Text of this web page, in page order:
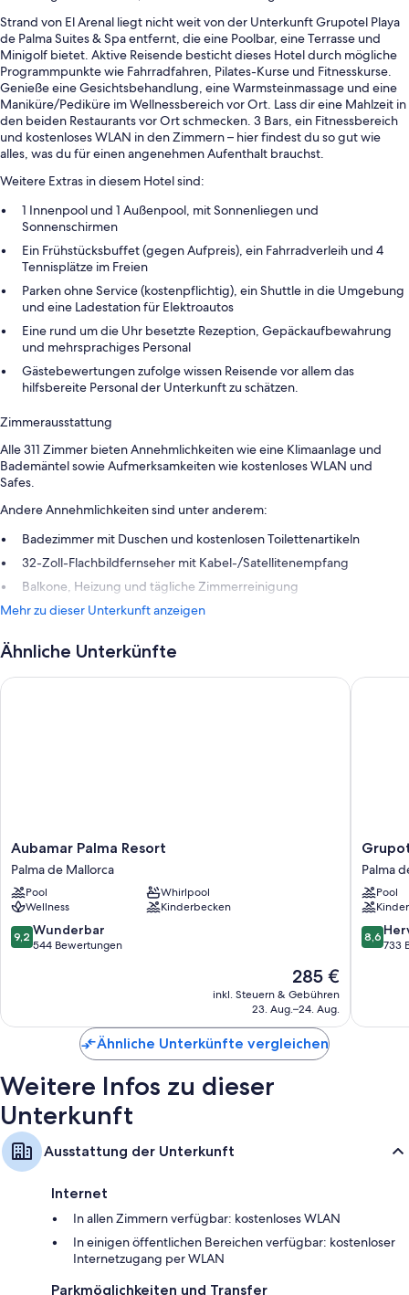
Strand von El Arenal liegt nicht weit von der Unterkunft Grupotel Playa
de Palma Suites & Spa entfernt, die eine Poolbar, eine Terrasse und
Minigolf bietet. Aktive Reisende besticht dieses Hotel durch mögliche
Programmpunkte wie Fahrradfahren, Pilates-Kurse und Fitnesskurse.
Genieße eine Gesichtsbehandlung, eine Warmsteinmassage und eine
Maniküre/Pediküre im Wellnessbereich vor Ort. Lass dir eine Mahlzeit in
den beiden Restaurants vor Ort schmecken. 3 Bars, ein Fitnessbereich
und kostenloses WLAN in den Zimmern – hier findest du so gut wie
alles, was du für einen angenehmen Aufenthalt brauchst.
Weitere Extras in diesem Hotel sind:
1 Innenpool und 1 Außenpool, mit Sonnenliegen und
Sonnenschirmen
Ein Frühstücksbuffet (gegen Aufpreis), ein Fahrradverleih und 4
Tennisplätze im Freien
Parken ohne Service (kostenpflichtig), ein Shuttle in die Umgebung
und eine Ladestation für Elektroautos
Eine rund um die Uhr besetzte Rezeption, Gepäckaufbewahrung
und mehrsprachiges Personal
Gästebewertungen zufolge wissen Reisende vor allem das
hilfsbereite Personal der Unterkunft zu schätzen.
Zimmerausstattung
Alle 311 Zimmer bieten Annehmlichkeiten wie eine Klimaanlage und
Bademäntel sowie Aufmerksamkeiten wie kostenloses WLAN und
Safes.
Andere Annehmlichkeiten sind unter anderem:
Badezimmer mit Duschen und kostenlosen Toilettenartikeln
32-Zoll-Flachbildfernseher mit Kabel-/Satellitenempfang
Balkone, Heizung und tägliche Zimmerreinigung
Mehr zu dieser Unterkunft anzeigen
Ähnliche Unterkünfte
Aubamar
Palma
Resort
Palma
de
Mallorca
Aubamar Palma Resort
Palma de Mallorca
Pool
Whirlpool
Wellness
Kinderbecken
9.2
von
9,2 Wunderbar
544 Bewertungen
Der
Preis
beträgt
285 €
inkl. Steuern & Gebühren
23. Aug.–24. Aug.
Aubamar Palma Resort
Taurus
Park
Palma
de
Mallorca
Palma
Pool
8.6
von
8,6
733
Ähnliche Unterkünfte vergleichen
Weitere Infos zu dieser
Unterkunft
Ausstattung der Unterkunft
Internet
In allen Zimmern verfügbar: kostenloses WLAN
In einigen öffentlichen Bereichen verfügbar: kostenloser
Internetzugang per WLAN
Parkmöglichkeiten und Transfer